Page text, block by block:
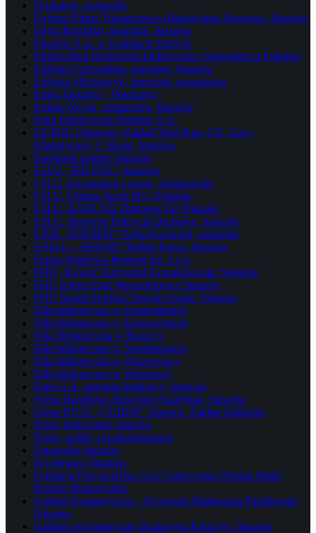
Drukarnie, poligrafia
Dylmex Firma Transportowo-Budowlano-Drogowa, Staszów
Edyta Rosińska, neurolog, Staszów
Ekoplon S.A. w Grabkach Dużych
Elektro-Bud Hurtownia Elektryczna i Spawalnicza Połaniec
Elżbieta Czerwińska, neurolog, Staszów
Elżbieta Michalczyk, internista, reumatolog
Emex Staszów – Warszawa
Emilia Weyna, stomatolog, Staszów
Enea Elektrownia Połaniec S.A.
ES-POL Usługowy Zakład Wod-Kan, CO, Gaz i
Klimatyzacji, J. Skuza, Staszów
Eurobank partner Staszów
F.H.U. ”RD DYL” Staszów
F.H.U. Kaczmarek Leszek, Zimnowoda
F.H.U. Optima Jacek Myl, Połaniec
F.H.U. RADCAR Zbigniew Fic Połaniec
F.H.U. Skowron Pokrycia Dachowe, Staszów
F.P.H. „POEMAT” Zofia Kwiecień, cukiernia
F.P.H.U. „ERTON” Robert Faron, Staszów
Farma Wiatrowa Bogoria Sp. z o.o.
FHU „Kowal” Krzysztof Kowalczewski, Staszów
FHU Fokus Emil Wawrzkiewicz Staszów
FHU Rodan Dariusz Nowak Ossala, Staszów
Filia biblioteczna w Koniemłotach
Filia biblioteczna w Kurozwękach
Filia Biblioteczna w Ruszczy
Filia biblioteczna w Sztombergach
Filia biblioteczna w Wiązownicy
Filia biblioteczna w Wiśniowej
Fines S.A. operator bankowy, Staszów
Firma Handlowa Sławomir Nasternak, Staszów
Firma P.U.H. „CUBER” Staszów, Zakład Szklarski
Firmy budowlane Staszów
Firmy, spółki, przedsiębiorstwa
Fotografia Staszów
Fryzjerstwo Staszów
Fundacja Przyjaciół ku Czci Cudownego Obrazu Matki
Boskiej Bogoryjskiej
Gabinet Kosmetyczno – Fryzjerski Małgorzata Putelbergier,
Połaniec
Gabinet psychiatryczny Katarzyna Kielczyk, Staszów